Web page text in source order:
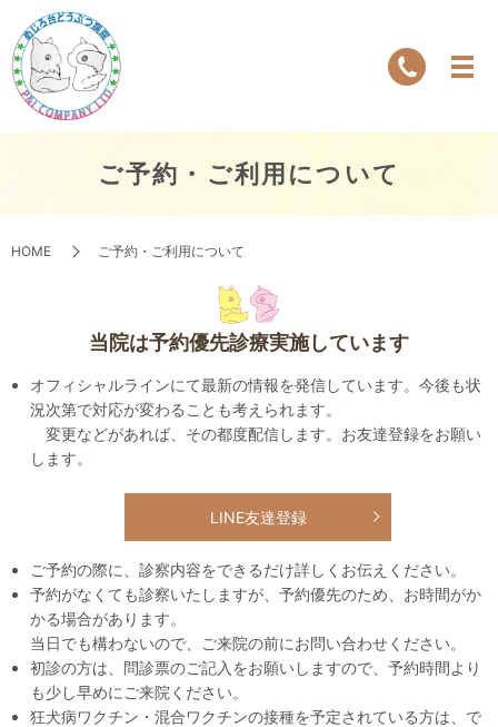
ご予約・ご利用について
HOME ご予約・ご利用について
当院は予約優先診療実施しています
オフィシャルラインにて最新の情報を発信しています。今後も状
況次第で対応が変わることも考えられます。
変更などがあれば、その都度配信します。お友達登録をお願い
します。
LINE友達登録
ご予約の際に、診察内容をできるだけ詳しくお伝えください。
予約がなくても診察いたしますが、予約優先のため、お時間がか
かる場合があります。
当日でも構わないので、ご来院の前にお問い合わせください。
初診の方は、問診票のご記入をお願いしますので、予約時間より
も少し早めにご来院ください。
狂犬病ワクチン・混合ワクチンの接種を予定されている方は、で